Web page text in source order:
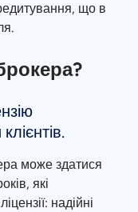
що в
може здатися
які
надійні